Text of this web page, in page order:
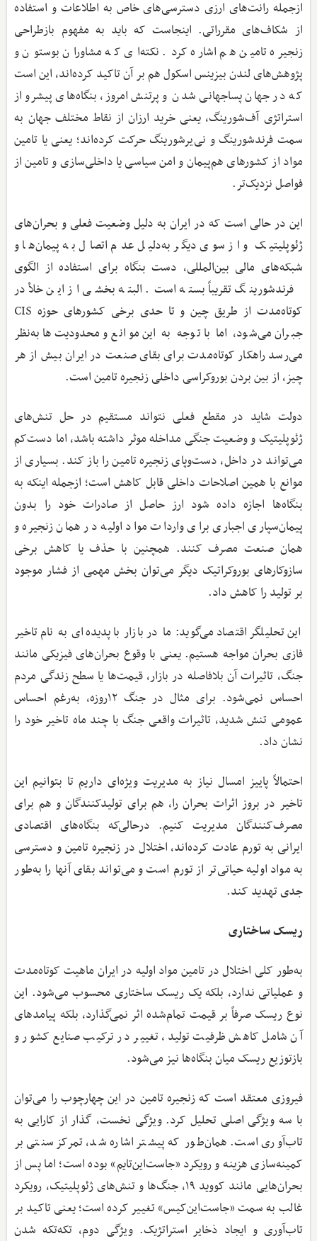
ازجمله رانت‌های ارزی دسترسی‌های خاص به اطلاعات و استفاده
از شکاف‌های مقرراتی. اینجاست که باید به مفهوم بازطراحی
زنجیره تامین هم اشاره کرد. نکته‌ای که مشاوران بوستون و
پژوهش‌های لندن بیزینس اسکول هم بر آن تاکید کرده‌اند، این است
که در جهان پساجهانی شدن و پرتنش امروز، بنگاه‌های پیشرو از
استراتژی آف‌شورینگ، یعنی خرید ارزان از نقاط مختلف جهان به
سمت فرندشورینگ و نی‌یرشورینگ حرکت کرده‌اند؛ یعنی یا تامین
مواد از کشورهای هم‌پیمان و امن سیاسی یا داخلی‌سازی و تامین از
فواصل نزدیک‌تر.
این در حالی است که در ایران به دلیل وضعیت فعلی و بحران‌های
ژئوپلیتیک و از سوی دیگر به‌دلیل عدم اتصال به پیمان‌ها و
شبکه‌های مالی بین‌المللی، دست بنگاه برای استفاده از الگوی
فرندشورینگ تقریباً بسته است. البته بخشی از این خلأ در
کوتاه‌مدت از طریق چین و تا حدی برخی کشورهای حوزه CIS
جبران می‌شود، اما با توجه به این موانع و محدودیت‌ها به‌نظر
می‌رسد راهکار کوتاه‌مدت برای بقای صنعت در ایران بیش از هر
چیز، از بین بردن بوروکراسی داخلی زنجیره تامین است.
دولت شاید در مقطع فعلی نتواند مستقیم در حل تنش‌های
ژئوپلیتیک و وضعیت جنگی مداخله موثر داشته باشد، اما دست‌کم
می‌تواند در داخل، دست‌وپای زنجیره تامین را باز کند. بسیاری از
موانع با همین اصلاحات داخلی قابل کاهش است؛ ازجمله اینکه به
بنگاه‌ها اجازه داده شود ارز حاصل از صادرات خود را بدون
پیمان‌سپاری اجباری برای واردات مواد اولیه در همان زنجیره و
همان صنعت مصرف کنند. همچنین با حذف یا کاهش برخی
سازوکارهای بوروکراتیک دیگر می‌توان بخش مهمی از فشار موجود
بر تولید را کاهش داد.
این تحلیلگر اقتصاد می‌گوید: ما در بازار با پدیده‌ای به نام تاخیر
فازی بحران مواجه هستیم. یعنی با وقوع بحران‌های فیزیکی مانند
جنگ، تاثیرات آن بلافاصله در بازار، قیمت‌ها یا سطح زندگی مردم
احساس نمی‌شود. برای مثال در جنگ ۱۲روزه، به‌‌رغم احساس
عمومی تنش شدید، تاثیرات واقعی جنگ با چند ماه تاخیر خود را
نشان داد.
احتمالاً پاییز امسال نیاز به مدیریت ویژه‌ای داریم تا بتوانیم این
تاخیر در بروز اثرات بحران را، هم برای تولیدکنندگان و هم برای
مصرف‌کنندگان مدیریت کنیم. درحالی‌که بنگاه‌های اقتصادی
ایرانی به تورم عادت کرده‌اند، اختلال در زنجیره تامین و دسترسی
به مواد اولیه حیاتی‌تر از تورم است و می‌تواند بقای آنها را به‌طور
جدی تهدید کند.
ریسک ساختاری
به‌طور کلی اختلال در تامین مواد اولیه در ایران ماهیت کوتاه‌مدت
و عملیاتی ندارد، بلکه یک ریسک ساختاری محسوب می‌شود. این
نوع ریسک صرفاً بر قیمت تمام‌شده اثر نمی‌گذارد، بلکه پیامدهای
آن شامل کاهش ظرفیت تولید، تغییر در ترکیب صنایع کشور و
بازتوزیع ریسک میان بنگاه‌ها نیز می‌شود.
فیروزی معتقد است که زنجیره تامین در این چهارچوب را می‌توان
با سه ویژگی اصلی تحلیل کرد. ویژگی نخست، گذار از کارایی به
تاب‌آوری است. همان‌طور که پیشتر اشاره شد، تمرکز سنتی بر
کمینه‌سازی هزینه و رویکرد «جاست‌این‌تایم» بوده است؛ اما پس از
بحران‌هایی مانند کووید ۱۹، جنگ‌ها و تنش‌های ژئوپلیتیک، رویکرد
غالب به سمت «جاست‌این‌کیس» تغییر کرده است؛ یعنی تاکید بر
تاب‌آوری و ایجاد ذخایر استراتژیک. ویژگی دوم، تکه‌تکه شدن